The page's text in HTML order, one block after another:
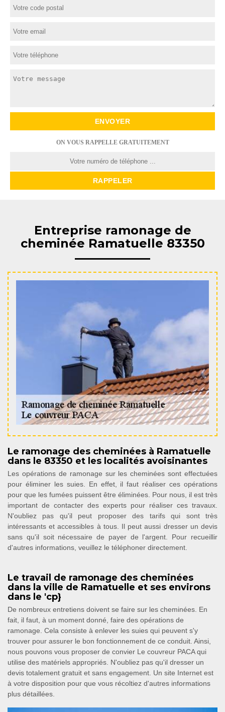
ON VOUS RAPPELLE GRATUITEMENT
Entreprise ramonage de
cheminée Ramatuelle 83350
Le ramonage des cheminées à Ramatuelle
dans le 83350 et les localités avoisinantes
Les opérations de ramonage sur les cheminées sont effectuées
pour éliminer les suies. En effet, il faut réaliser ces opérations
pour que les fumées puissent être éliminées. Pour nous, il est très
important de contacter des experts pour réaliser ces travaux.
N'oubliez pas qu'il peut proposer des tarifs qui sont très
intéressants et accessibles à tous. Il peut aussi dresser un devis
sans qu'il soit nécessaire de payer de l'argent. Pour recueillir
d'autres informations, veuillez le téléphoner directement.
Le travail de ramonage des cheminées
dans la ville de Ramatuelle et ses environs
dans le 'cp}
De nombreux entretiens doivent se faire sur les cheminées. En
fait, il faut, à un moment donné, faire des opérations de
ramonage. Cela consiste à enlever les suies qui peuvent s'y
trouver pour assurer le bon fonctionnement de ce conduit. Ainsi,
nous pouvons vous proposer de convier Le couvreur PACA qui
utilise des matériels appropriés. N'oubliez pas qu'il dresser un
devis totalement gratuit et sans engagement. Un site Internet est
à votre disposition pour que vous récoltiez d'autres informations
plus détaillées.